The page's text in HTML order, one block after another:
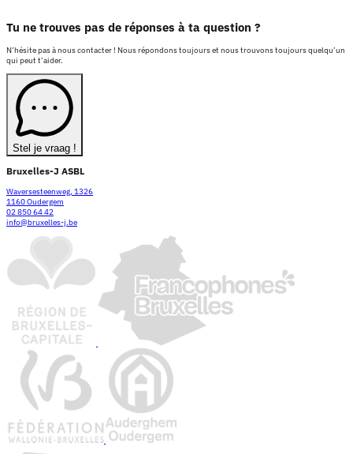
Tu ne trouves pas de réponses à ta question ?
N’hésite pas à nous contacter ! Nous répondons toujours et nous trouvons toujours quelqu’un
qui peut t’aider.
Stel je vraag !
Bruxelles-J ASBL
Waversesteenweg, 1326
1160 Oudergem
02 850 64 42
info@bruxelles-j.be